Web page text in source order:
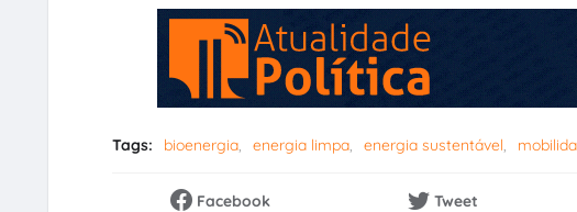
Tags: bioenergia energia limpa energia sustentável
Facebook Tweet